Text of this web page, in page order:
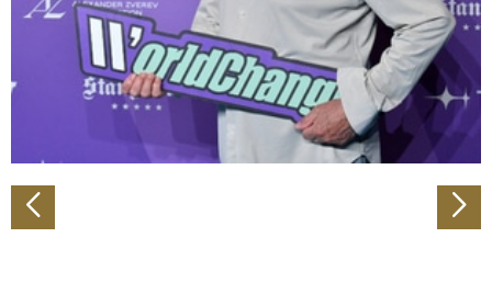
Wir verwenden Cookies, um Inhalte und Anzeigen zu
personalisieren, Funktionen für soziale Medien anbieten
zu können und die Zugriffe auf unsere Website zu
analysieren. Außerdem geben wir Informationen zu Ihrer
Verwendung unserer Website an unsere Partner für
Partner führen diese Informationen möglicherweise mit
weiteren Daten zusammen, die Sie ihnen bereitgestellt